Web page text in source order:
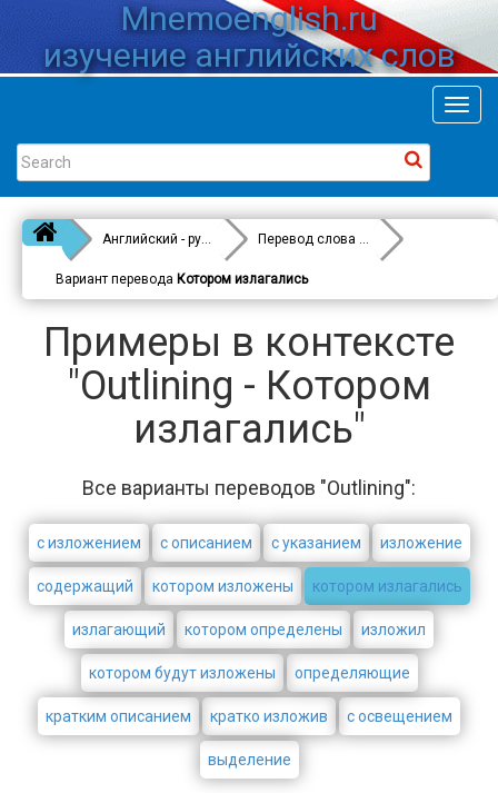
Mnemoenglish.ru
изучение английских слов
Английский - русский Перевод слова
Outlining
Вариант перевода Котором излагались
Примеры в контексте
"Outlining - Котором
излагались"
Все варианты переводов "Outlining":
с изложением с описанием с указанием изложение
содержащий котором изложены котором излагались
излагающий котором определены изложил
котором будут изложены определяющие
кратким описанием кратко изложив с освещением
выделение